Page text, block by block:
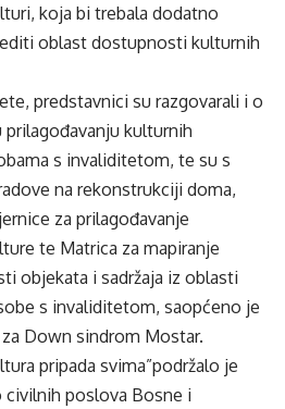
koja bi trebala dodatno
oblast dostupnosti kulturnih
predstavnici su razgovarali i o
prilagođavanju kulturnih
s invaliditetom, te su s
na rekonstrukciji doma,
za prilagođavanje
te Matrica za mapiranje
objekata i sadržaja iz oblasti
s invaliditetom, saopćeno je
za Down sindrom Mostar.
pripada svima”podržalo je
poslova Bosne i